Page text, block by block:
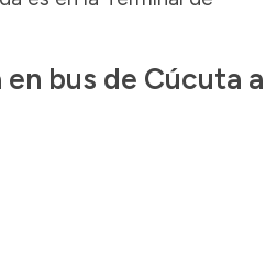
bus de Cúcuta a